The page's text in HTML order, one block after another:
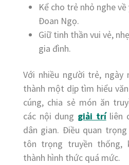
Kể cho trẻ nhỏ nghe
Đoan Ngọ.
Giữ tinh thần vui vẻ,
gia đình.
Với nhiều người trẻ,
thành một dịp tìm hiểu
cúng, chia sẻ món ăn
các nội dung giải tríliên
dân gian. Điều quan
tôn trọng truyền thống,
thành hình thức quá mức.